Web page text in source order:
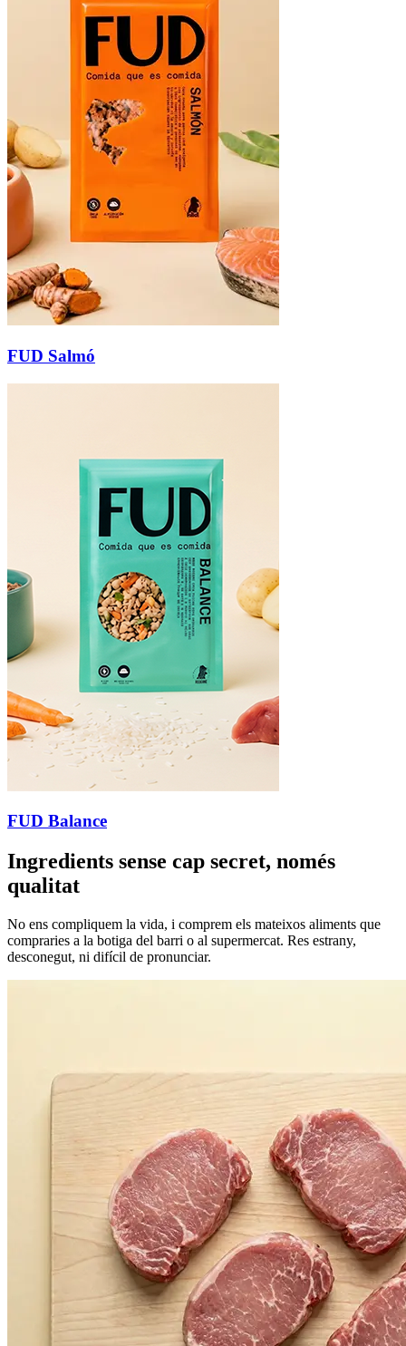
FUD Salmó
FUD Balance
Ingredients sense cap secret, només
qualitat
No ens compliquem la vida, i comprem els mateixos aliments que
compraries a la botiga del barri o al supermercat. Res estrany,
desconegut, ni difícil de pronunciar.